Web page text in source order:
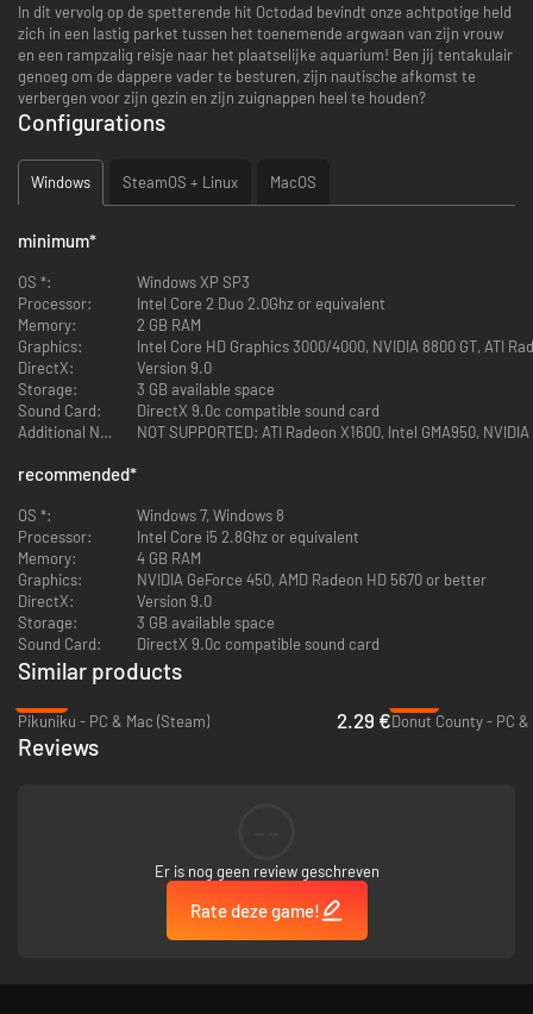
In dit vervolg op de spetterende hit Octodad bevindt onze achtpotige held
zich in een lastig parket tussen het toenemende argwaan van zijn vrouw
en een rampzalig reisje naar het plaatselijke aquarium! Ben jij tentakulair
genoeg om de dappere vader te besturen, zijn nautische afkomst te
verbergen voor zijn gezin en zijn zuignappen heel te houden?
Configurations
Windows SteamOS + Linux MacOS
minimum*
OS *:
Windows XP SP3
Processor:
Intel Core 2 Duo 2.0Ghz or equivalent
Memory:
2 GB RAM
Graphics:
Intel Core HD Graphics 3000/4000, NVIDIA 8800 GT, ATI
DirectX:
Version 9.0
Storage:
3 GB available space
Sound Card:
DirectX 9.0c compatible sound card
Additional Notes:
NOT SUPPORTED: ATI Radeon X1600, Intel GMA950,
recommended*
OS *:
Windows 7, Windows 8
Processor:
Intel Core i5 2.8Ghz or equivalent
Memory:
4 GB RAM
Graphics:
NVIDIA GeForce 450, AMD Radeon HD 5670 or better
DirectX:
Version 9.0
Storage:
3 GB available space
Sound Card:
DirectX 9.0c compatible sound card
Similar products
Pikuniku - PC & Mac (Steam)
2.29 €Donut County - PC
Reviews
Er is nog geen review geschreven
Rate deze game!